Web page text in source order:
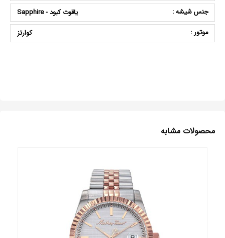
جنس شیشه :
یاقوت کبود - Sapphire
موتور :
کوارتز
محصولات مشابه